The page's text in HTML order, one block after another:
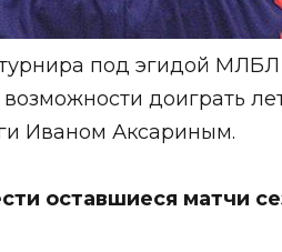
под эгидой
доиграть
Иваном Аксариным.
оставшиеся матчи